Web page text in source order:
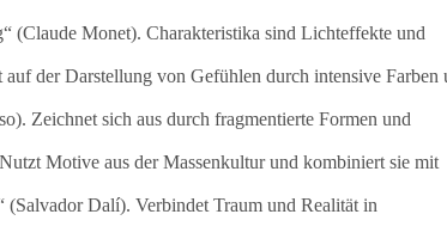
(Claude Monet). Charakteristika sind Lichteffekte und
der Darstellung von Gefühlen durch intensive Farben
Zeichnet sich aus durch fragmentierte Formen und
Motive aus der Massenkultur und kombiniert sie mit
Dalí). Verbindet Traum und Realität in